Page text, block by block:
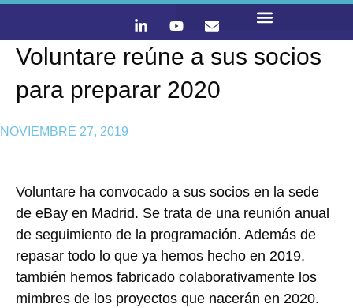
Voluntare reúne a sus socios
para preparar 2020
NOVIEMBRE 27, 2019
Voluntare ha convocado a sus socios en la sede
de eBay en Madrid. Se trata de una reunión anual
de seguimiento de la programación. Además de
repasar todo lo que ya hemos hecho en 2019,
también hemos fabricado colaborativamente los
mimbres de los proyectos que nacerán en 2020.